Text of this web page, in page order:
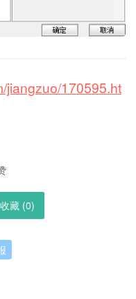
jiangzuo/170595.ht
收藏 (0)